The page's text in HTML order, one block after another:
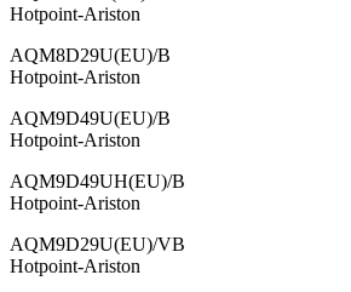
Hotpoint-Ariston
AQM8D29U(EU)/B
Hotpoint-Ariston
AQM9D49U(EU)/B
Hotpoint-Ariston
AQM9D49UH(EU)/B
Hotpoint-Ariston
AQM9D29U(EU)/VB
Hotpoint-Ariston